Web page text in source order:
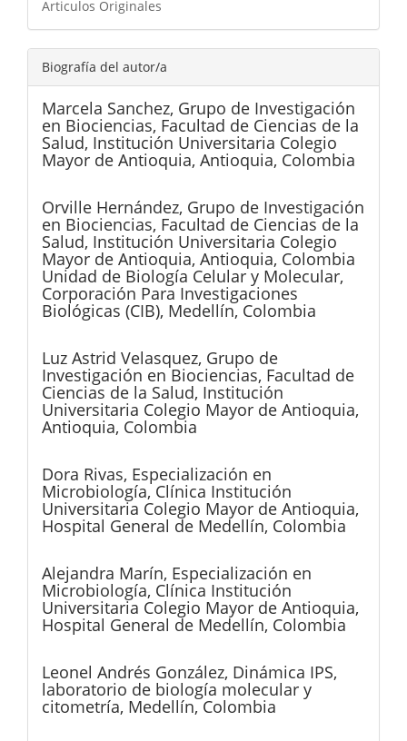
Articulos Originales
Biografía del autor/a
Marcela Sanchez, Grupo de Investigación
en Biociencias, Facultad de Ciencias de la
Salud, Institución Universitaria Colegio
Mayor de Antioquia, Antioquia, Colombia
Orville Hernández, Grupo de Investigación
en Biociencias, Facultad de Ciencias de la
Salud, Institución Universitaria Colegio
Mayor de Antioquia, Antioquia, Colombia
Unidad de Biología Celular y Molecular,
Corporación Para Investigaciones
Biológicas (CIB), Medellín, Colombia
Luz Astrid Velasquez, Grupo de
Investigación en Biociencias, Facultad de
Ciencias de la Salud, Institución
Universitaria Colegio Mayor de Antioquia,
Antioquia, Colombia
Dora Rivas, Especialización en
Microbiología, Clínica Institución
Universitaria Colegio Mayor de Antioquia,
Hospital General de Medellín, Colombia
Alejandra Marín, Especialización en
Microbiología, Clínica Institución
Universitaria Colegio Mayor de Antioquia,
Hospital General de Medellín, Colombia
Leonel Andrés González, Dinámica IPS,
laboratorio de biología molecular y
citometría, Medellín, Colombia